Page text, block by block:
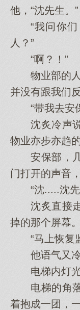
他，“沈先生。”
“我问你们
人？”
“啊？！”
物业部的人
并没有跟我们
“带我去安
沈炙冷声说
物业亦步亦趋
安保部，几
门打开的声音
“沈.....沈先
沈炙直接走
掉的那个屏幕。
“马上恢复
他语气又冷
电梯内灯光
电梯的角落
着抱成一团，